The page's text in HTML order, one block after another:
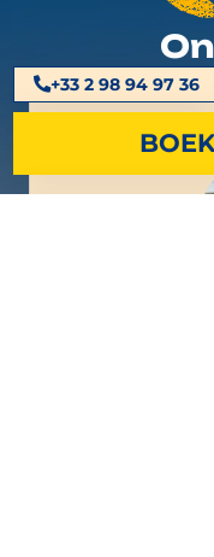
+33 2 98 94 97 36